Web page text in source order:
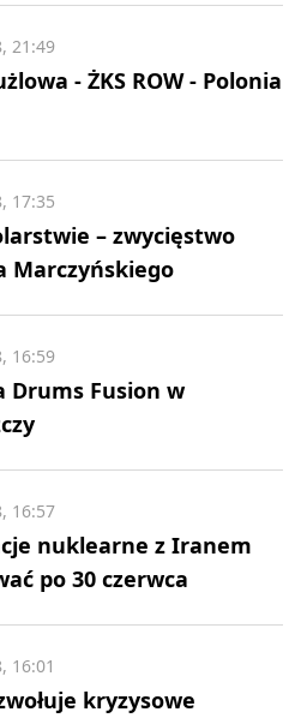
- ŻKS ROW - Polonia
21:49
– zwycięstwo
Marczyńskiego
17:35
Drums Fusion w
16:59
nuklearne z Iranem
po 30 czerwca
16:57
kryzysowe
16:01